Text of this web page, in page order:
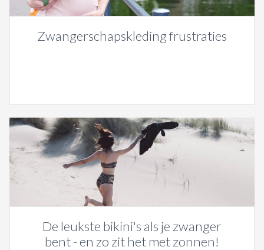
Zwangerschapskleding frustraties
De leukste bikini's als je zwanger
bent - en zo zit het met zonnen!